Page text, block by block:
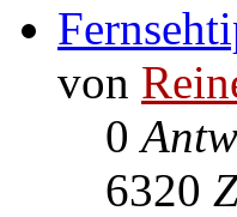
von
0
6320